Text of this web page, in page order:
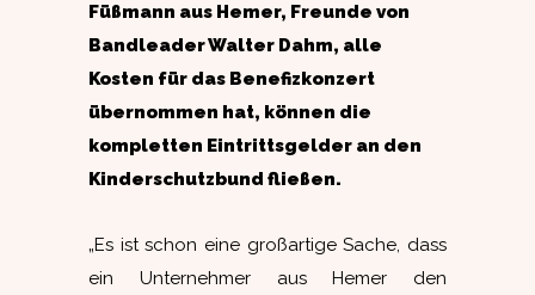
Füßmann aus Hemer, Freunde von
Bandleader Walter Dahm, alle
Kosten für das Benefizkonzert
übernommen hat, können die
kompletten Eintrittsgelder an den
Kinderschutzbund fließen.
„Es ist schon eine großartige Sache, dass
ein Unternehmer aus Hemer den